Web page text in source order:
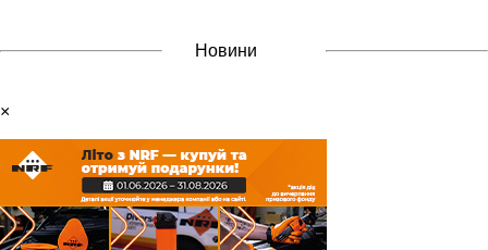
Новини
×